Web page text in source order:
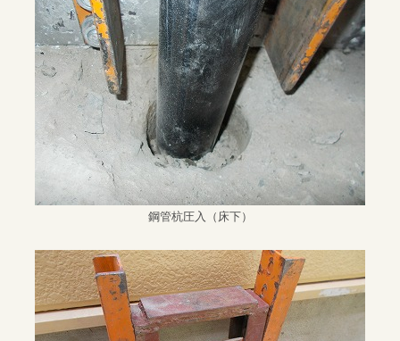
鋼管杭圧入（床下）